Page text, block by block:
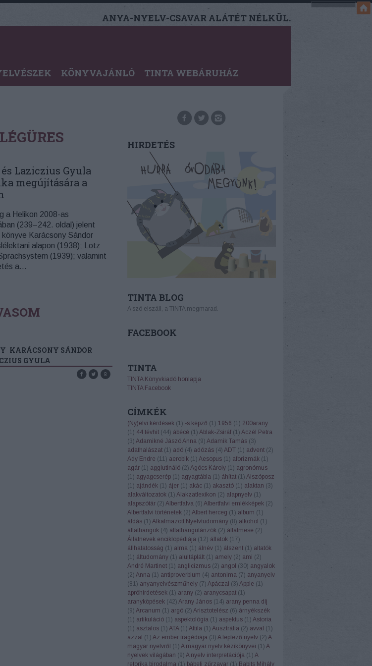
ANYA-NYELV-CSAVAR ALÁTÉT NÉLKÜL.
KÖNYVAJÁNLÓ TINTA WEBÁRUHÁZ
Laziczius Gyula
megújítására a
a Helikon 2008-as
(239–242. oldal) jelent
Karácsony Sándor
alapon (1938); Lotz
(1939); valamint
a…
KARÁCSONY SÁNDOR
GYULA
HIRDETÉS
TINTA BLOG
A szó elszáll, a TINTA megmarad.
FACEBOOK
TINTA
TINTA Könyvkiadó honlapja
TINTA Facebook
CÍMKÉK
(Ny)elvi kérdések (1 ) -s képző (1 ) 1956 (1 ) 200arany
(1 ) 44 tévhit (44) ábécé (1 ) Ablak-Zsiráf (1 ) Aczél Petra
(3) Adamikné Jászó Anna (9) Adamik Tamás (3)
adathalászat (1 ) adó (4) adózás (4) ADT (1 ) advent (2)
Ady Endre (11 ) aerobik (1 ) Aesopus (1 ) aforizmák (1 )
agár (1 ) agglutináló (2) Agócs Károly (1 ) agronómus
(1 ) agyagcserép (1 ) agyagtábla (1 ) áhítat (1 ) Aiszóposz
(1 ) ajándék (1 ) ájer (1 ) akác (1 ) akasztó (1 ) alaktan (3)
alakváltozatok (1 ) Alakzatlexikon (2) alapnyelv (1 )
alapszótár (2) Albertfalva (6) Albertfalvi emlékképek (2)
Albertfalvi történetek (2) Albert herceg (1 ) album (1 )
áldás (1 ) Alkalmazott Nyelvtudomány (8) alkohol (1 )
állathangok (4) állathangutánzók (2) állatmese (2)
Állatnevek enciklopédiája (12) állatok (17)
állhatatosság (1 ) alma (1 ) álnév (1 ) álszent (1 ) altatók
(1 ) áltudomány (1 ) alultáplált (1 ) amely (2) ami (2)
André Martinet (1 ) anglicizmus (2) angol (30) angyalok
(2) Anna (1 ) antiproverbium (4) antonima (7) anyanyelv
(81 ) anyanyelvészműhely (7) Apáczai (3) Apple (1 )
apróhirdetések (1 ) arany (2) aranycsapat (1 )
aranyköpések (42) Arany János (14) arany penna díj
(9) Arcanum (1 ) argó (2) Arisztotelész (6) árnyékszék
(1 ) artikuláció (1 ) aspektológia (1 ) aspektus (1 ) Astoria
(1 ) asztalos (1 ) ATA (1 ) Attila (1 ) Ausztrália (2) avval (1 )
azzal (1 ) Az ember tragédiája (3) A leplező nyelv (2) A
magyar nyelvről (1 ) A magyar nyelv kézikönyvei (1 ) A
nyelvek világában (9) A nyelv interpretációja (1 ) A
retorika birodalma (1 ) bábeli zűrzavar (1 ) Babits Mihály